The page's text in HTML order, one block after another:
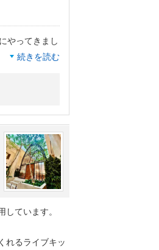
やってきまし
が、何度も
す。素敵なホ
続きを読む
ています。
れるライブキッ